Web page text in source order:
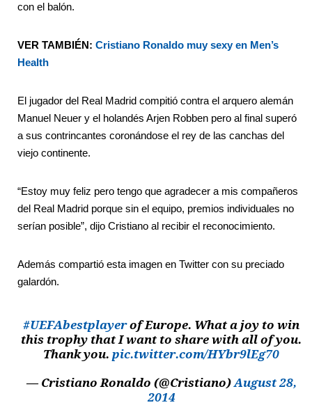
con el balón.
VER TAMBIÉN: Cristiano Ronaldo muy sexy en Men’s
Health
El jugador del Real Madrid compitió contra el arquero alemán
Manuel Neuer y el holandés Arjen Robben pero al final superó
a sus contrincantes coronándose el rey de las canchas del
viejo continente.
“Estoy muy feliz pero tengo que agradecer a mis compañeros
del Real Madrid porque sin el equipo, premios individuales no
serían posible”, dijo Cristiano al recibir el reconocimiento.
Además compartió esta imagen en Twitter con su preciado
galardón.
#UEFAbestplayerof Europe. What a joy to win
this trophy that I want to share with all of you.
Thank you. pic.twitter.com/HYbr9lEg70
— Cristiano Ronaldo (@Cristiano)August 28,
2014